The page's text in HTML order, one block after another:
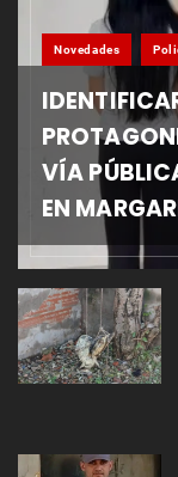
Novedades
VÍA
EN